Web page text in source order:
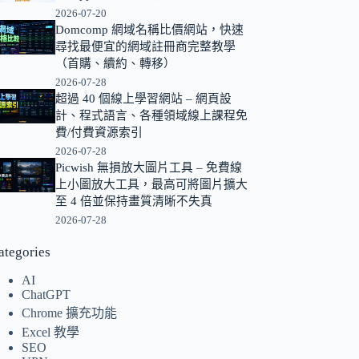
2026-07-20
Domcomp 網域名稱比價網站，快速
尋找最便宜的網域註冊商完整教學
（首購、續約、轉移）
2026-07-28
超過 40 個線上學習網站 – 網頁設
計、程式語言、各種領域線上課程免
費/付費資源索引
2026-07-28
Picwish 無損放大圖片工具 – 免費線
上小圖放大工具，最高可將圖片擴大
至 4 倍並保持畫質清晰不失真
2026-07-28
AI
ChatGPT
Chrome 擴充功能
Excel 教學
SEO